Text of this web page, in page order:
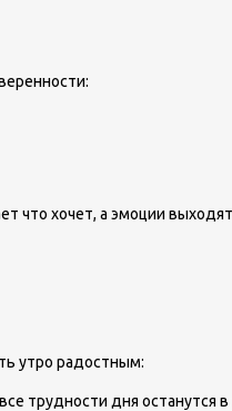
что хочет, а эмоции
утро радостным:
трудности дня останутся